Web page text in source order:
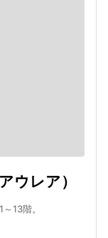
ウレア）
13階。